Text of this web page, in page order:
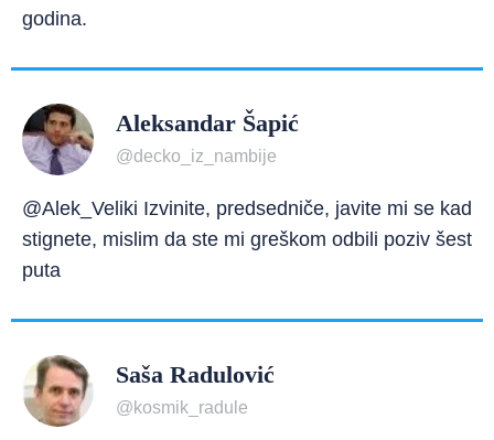
godina.
Aleksandar Šapić
@decko_iz_nambije
@Alek_Veliki Izvinite, predsedniče, javite mi se kad
stignete, mislim da ste mi greškom odbili poziv šest
puta
Saša Radulović
@kosmik_radule